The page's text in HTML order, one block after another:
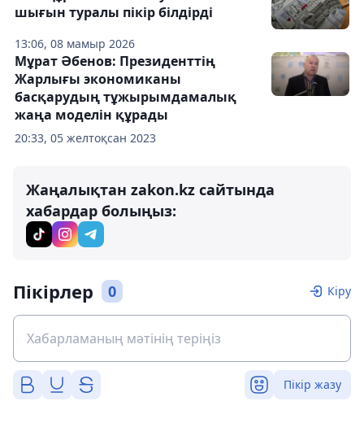
13:06, 08 мамыр 2026
шығын туралы пікір білдірді
20:33, 05 желтоқсан 2023
Мұрат Әбенов: Президенттің
Жарлығы экономиканы
басқарудың тұжырымдамалық
жаңа моделін құрады
Жаңалықтан zakon.kz сайтында
хабардар болыңыз:
Пікірлер 0 Кіру
Пікір жазу